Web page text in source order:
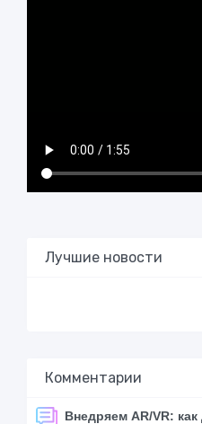
Лучшие новости
Комментарии
Внедряем AR/VR: